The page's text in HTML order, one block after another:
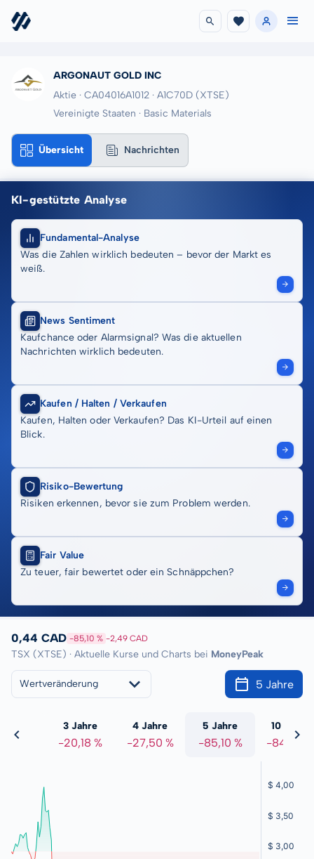
ARGONAUT GOLD INC
Aktie · CA04016A1012 · A1C70D (XTSE)
Vereinigte Staaten · Basic Materials
Übersicht Nachrichten
KI-gestützte Analyse
Fundamental-Analyse
Was die Zahlen wirklich bedeuten – bevor der Markt es
weiß.
News Sentiment
Kaufchance oder Alarmsignal? Was die aktuellen
Nachrichten wirklich bedeuten.
Kaufen / Halten / Verkaufen
Kaufen, Halten oder Verkaufen? Das KI-Urteil auf einen
Blick.
Risiko-Bewertung
Risiken erkennen, bevor sie zum Problem werden.
Fair Value
Zu teuer, fair bewertet oder ein Schnäppchen?
0,44 CAD -85,10 % -2,49 CAD
TSX (XTSE) · Aktuelle Kurse und Charts bei MoneyPeak
Wertveränderung 5 Jahre
%
3 Jahre
-20,18 %
4 Jahre
-27,50 %
5 Jahre
-85,10 %
10 Jahre
-84,63 %